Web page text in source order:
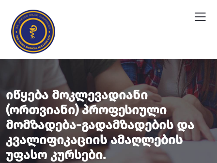
Იწყება Მოკლევადიანი
(ორთვიანი) Პროფესიული
Მომზადება-Გადამზადების Და
Კვალიფიკაციის Ამაღლების
Უფასო Კურსები.